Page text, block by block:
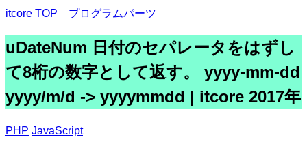
itcore TOP プログラムパーツ
uDateNum 日付のセパレータをはずし
て8桁の数字として返す。 yyyy-mm-dd
yyyy/m/d -> yyyymmdd | itcore 2017年
PHP JavaScript